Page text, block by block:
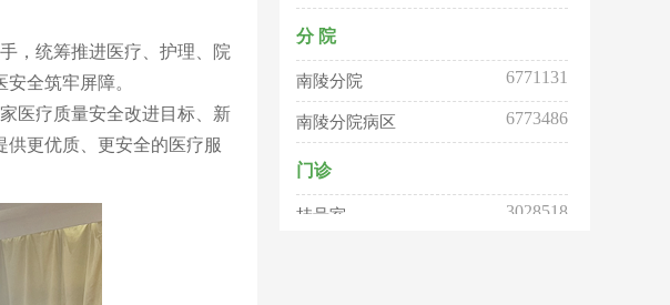
，统筹推进医疗、护理、院
全筑牢屏障。
医疗质量安全改进目标、新
更优质、更安全的医疗服
分 院
6771131
南陵分院
6773486
南陵分院病区
门诊
3028518
挂号室